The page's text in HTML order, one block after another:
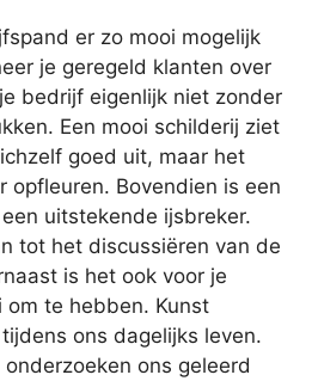
er zo mooi mogelijk
je geregeld klanten over
bedrijf eigenlijk niet zonder
Een mooi schilderij ziet
goed uit, maar het
opfleuren. Bovendien is een
uitstekende ijsbreker.
tot het discussiëren van de
is het ook voor je
om te hebben. Kunst
ons dagelijks leven.
ons geleerd